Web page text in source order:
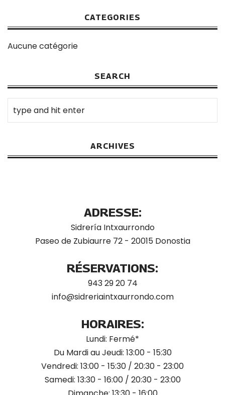
CATEGORIES
Aucune catégorie
SEARCH
ARCHIVES
ADRESSE:
Sidrería Intxaurrondo
Paseo de Zubiaurre 72 - 20015 Donostia
RÉSERVATIONS:
943 29 20 74
info@sidreriaintxaurrondo.com
HORAIRES:
Lundi: Fermé*
Du Mardi au Jeudi: 13:00 - 15:30
Vendredi: 13:00 - 15:30 / 20:30 - 23:00
Samedi: 13:30 - 16:00 / 20:30 - 23:00